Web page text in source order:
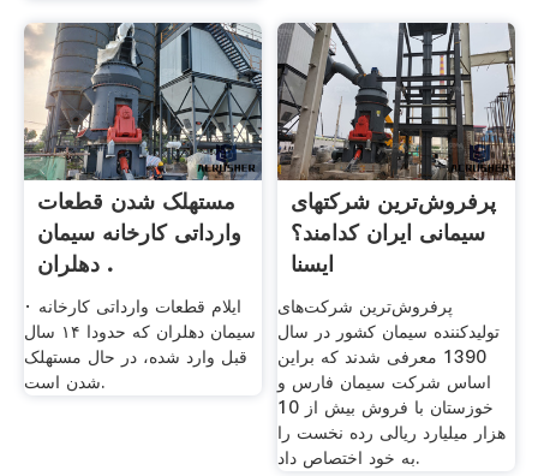
مستهلک شدن قطعات
وارداتی کارخانه سیمان
دهلران .
· ایلام قطعات وارداتی کارخانه
سیمان دهلران که حدودا ۱۴ سال
قبل وارد شده، در حال مستهلک
شدن است.
پرفروش‌ترین شرکتهای
سیمانی ایران کدامند؟
ایسنا
پرفروش‌ترین شرکت‌های
تولیدکننده سیمان کشور در سال
1390 معرفی شدند که براین
اساس شرکت سیمان فارس و
خوزستان با فروش بیش از 10
هزار میلیارد ریالی رده نخست را
به خود اختصاص داد.